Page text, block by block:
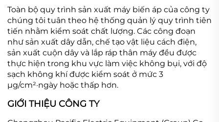
Toàn bộ quy trình sản xuất máy biến áp của công ty
chúng tôi tuân theo hệ thống quản lý quy trình tiên
tiến nhằm kiểm soát chất lượng. Các công đoạn
như sản xuất dây dẫn, chế tạo vật liệu cách điện,
sản xuất cuộn dây và lắp ráp thân máy đều được
thực hiện trong khu vực làm việc không bụi, với độ
sạch không khí được kiểm soát ở mức 3
μg/cm²·ngày hoặc thấp hơn.
GIỚI THIỆU CÔNG TY